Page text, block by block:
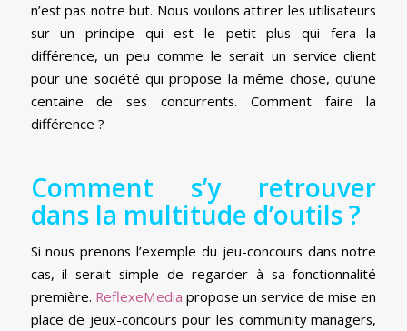
n’est pas notre but. Nous voulons attirer les utilisateurs
sur un principe qui est le petit plus qui fera la
différence, un peu comme le serait un service client
pour une société qui propose la même chose, qu’une
centaine de ses concurrents. Comment faire la
différence ?
Comment s’y retrouver
dans la multitude d’outils ?
Si nous prenons l’exemple du jeu-concours dans notre
cas, il serait simple de regarder à sa fonctionnalité
première. ReflexeMedia propose un service de mise en
place de jeux-concours pour les community managers,